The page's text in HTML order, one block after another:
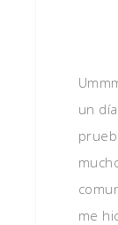
un
me